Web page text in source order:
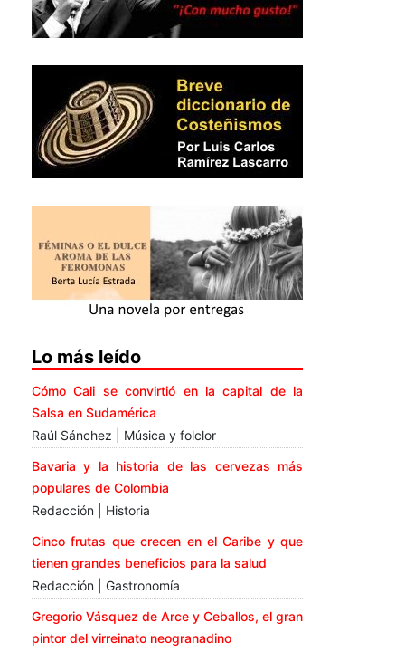
Lo más leído
Cómo Cali se convirtió en la capital de la
Salsa en Sudamérica
Raúl Sánchez | Música y folclor
Bavaria y la historia de las cervezas más
populares de Colombia
Redacción | Historia
Cinco frutas que crecen en el Caribe y que
tienen grandes beneficios para la salud
Redacción | Gastronomía
Gregorio Vásquez de Arce y Ceballos, el gran
pintor del virreinato neogranadino